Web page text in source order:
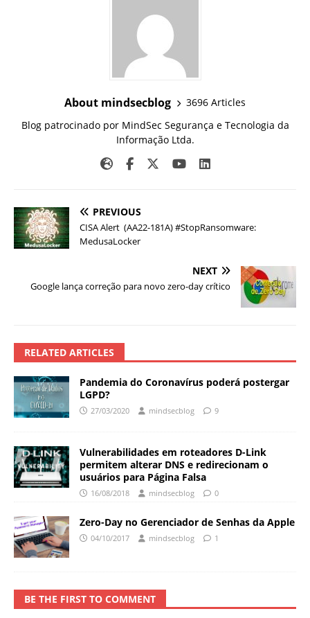
About mindsecblog
3696 Articles
Blog patrocinado por MindSec Segurança e Tecnologia da
Informação Ltda.
PREVIOUS
CISA Alert (AA22-181A) #StopRansomware:
MedusaLocker
NEXT
Google lança correção para novo zero-day crítico
RELATED ARTICLES
Pandemia do Coronavírus poderá postergar
LGPD?
27/03/2020 mindsecblog 9
Vulnerabilidades em roteadores D-Link
permitem alterar DNS e redirecionam o
usuários para Página Falsa
16/08/2018 mindsecblog 0
Zero-Day no Gerenciador de Senhas da Apple
04/10/2017 mindsecblog 1
BE THE FIRST TO COMMENT